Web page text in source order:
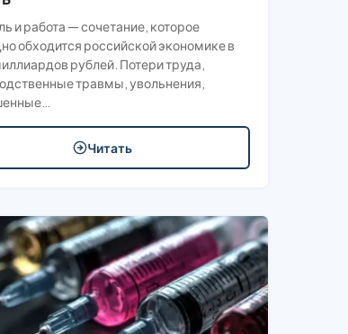
и работа — сочетание, которое
обходится российской экономике в
рублей. Потери труда,
травмы, увольнения,
Читать